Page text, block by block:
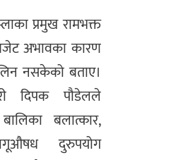
प्रमुख रामभक्त
अभावका कारण
नसकेको बताए।
दिपक पौडेलले
बलात्कार,
दुरुपयोग